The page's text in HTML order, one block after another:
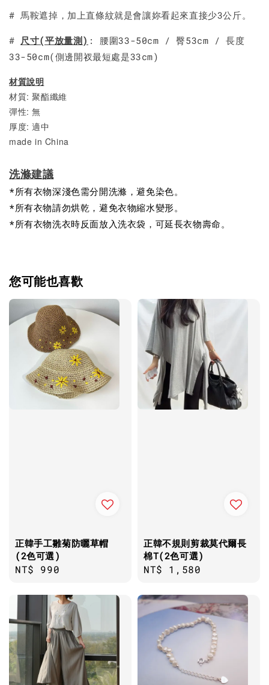
# 馬鞍遮掉，加上直條紋就是會讓妳看起來直接少3公斤。
# 尺寸(平放量測) : 腰圍33-50cm / 臀53cm / 長度
33-50cm(側邊開衩最短處是33cm)
材質說明
材質: 聚酯纖維
彈性: 無
厚度: 適中
made in China
洗滌建議
*所有衣物深淺色需分開洗滌，避免染色。
*所有衣物請勿烘乾，避免衣物縮水變形。
*所有衣物洗衣時反面放入洗衣袋，可延長衣物壽命。
您可能也喜歡
正韓手工雛菊防曬草帽
(2色可選)
Regular
NT$ 990
正韓不規則剪裁莫代爾長
棉T(2色可選)
Regular
NT$ 1,580